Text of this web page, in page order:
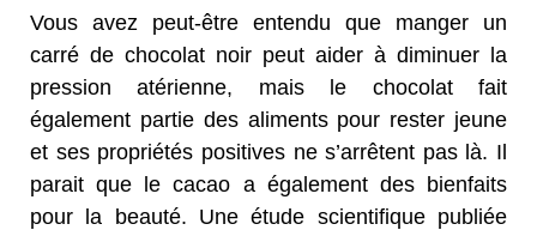
Vous avez peut-être entendu que manger un
carré de chocolat noir peut aider à diminuer la
pression atérienne, mais le chocolat fait
également partie des aliments pour rester jeune
et ses propriétés positives ne s’arrêtent pas là. Il
parait que le cacao a également des bienfaits
pour la beauté. Une étude scientifique publiée